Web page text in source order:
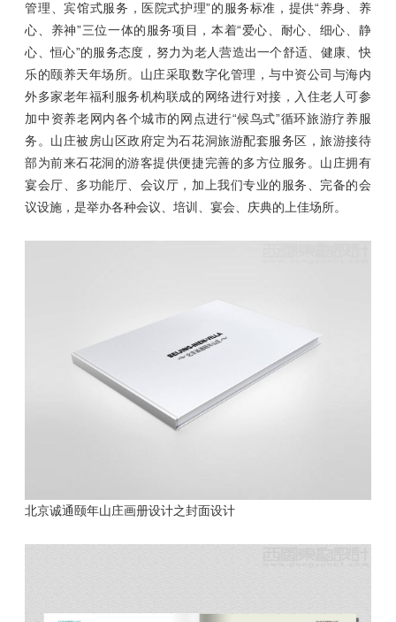
管理、宾馆式服务，医院式护理”的服务标准，提供“养身、养
心、养神”三位一体的服务项目，本着“爱心、耐心、细心、静
心、恒心”的服务态度，努力为老人营造出一个舒适、健康、快
乐的颐养天年场所。山庄采取数字化管理，与中资公司与海内
外多家老年福利服务机构联成的网络进行对接，入住老人可参
加中资养老网内各个城市的网点进行“候鸟式”循环旅游疗养服
务。山庄被房山区政府定为石花洞旅游配套服务区，旅游接待
部为前来石花洞的游客提供便捷完善的多方位服务。山庄拥有
宴会厅、多功能厅、会议厅，加上我们专业的服务、完备的会
议设施，是举办各种会议、培训、宴会、庆典的上佳场所。
北京诚通颐年山庄画册设计之封面设计